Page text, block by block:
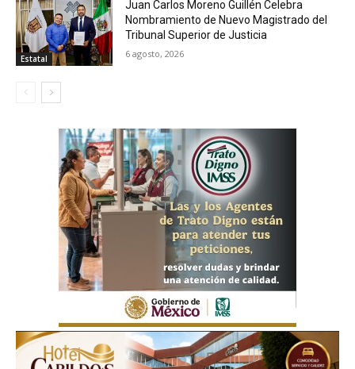
Estatal
Juan Carlos Moreno Guillén Celebra
Nombramiento de Nuevo Magistrado del
Tribunal Superior de Justicia
6 agosto, 2026